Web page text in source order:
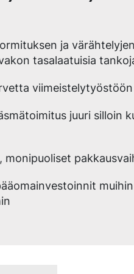
ja
tasalaatuisia
viimeistelytyöstöön
juuri silloin
monipuoliset